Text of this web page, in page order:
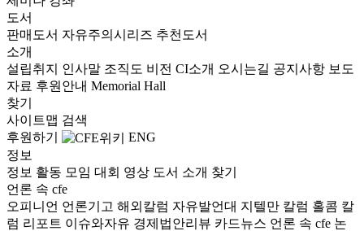
도서
판매도서 자유주의시리즈 추천도서
소개
설립취지 인사말 조직도 비전 CI소개 오시는길 공지사항 보도
자료 후원안내 Memorial Hall
찾기
사이트맵 검색
후원하기
ENG
정보
정보 활동 모임 대회 영상 도서 소개 찾기
언론 속 cfe
오피니언 언론기고 해외칼럼 자유발언대 지텔만 칼럼 홀콤 칼
럼 리포트 이슈와자유 경제법안리뷰 카드뉴스 언론 속 cfe 논